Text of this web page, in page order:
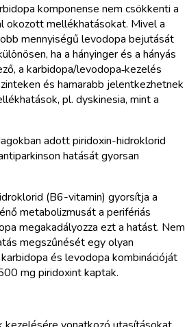
komponense nem csökkenti a
okozott mellékhatásokat. Mivel a
mennyiségű levodopa bejutását
ha a hányinger és a hányás
a karbidopa/levodopa‑kezelés
és hamarabb jelentkezhetnek
pl. dyskinesia, mint a
adott piridoxin-hidroklorid
hatását gyorsan
(B6-vitamin) gyorsítja a
metabolizmusát a perifériás
megakadályozza ezt a hatást. Nem
megszűnését egy olyan
és levodopa kombinációját
mg piridoxint kaptak.